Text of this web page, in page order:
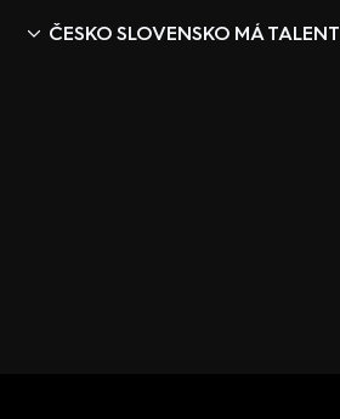
ČESKO SLOVENSKO MÁ TALENT